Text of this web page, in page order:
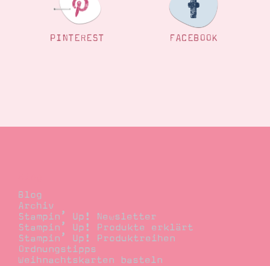
PINTEREST FACEBOOK
Blog
Archiv
Stampin’ Up! Newsletter
Stampin’ Up! Produkte erklärt
Stampin’ Up! Produktreihen
Ordnungstipps
Weihnachtskarten basteln